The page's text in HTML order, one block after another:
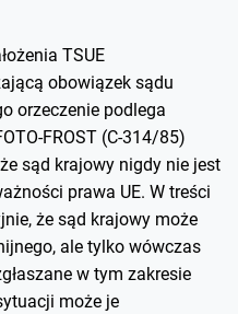
TSUE
obowiązek sądu
orzeczenie podlega
FROST (C-314/85)
sąd krajowy nigdy nie jest
prawa UE. W treści
że sąd krajowy może
ale tylko wówczas
w tym zakresie
może je